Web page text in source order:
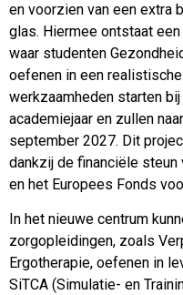
en voorzien van een extra
glas. Hiermee ontstaat
waar studenten
oefenen in een
werkzaamheden starten
academiejaar en zullen
september 2027. Dit
dankzij de financiële
en het Europees Fonds
In het nieuwe centrum
zorgopleidingen, zoals
Ergotherapie, oefenen in
SiTCA (Simulatie- en